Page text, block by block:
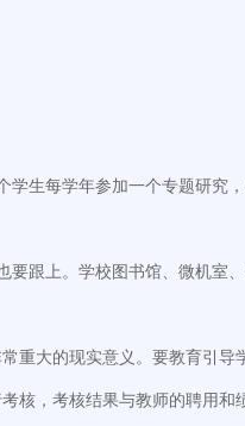
生每学年参加一个专题研究
跟上。学校图书馆、微机室
重大的现实意义。要教育引导
核，考核结果与教师的聘用和